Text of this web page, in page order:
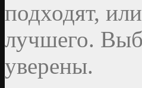
подходят,
лучшего.
уверены.